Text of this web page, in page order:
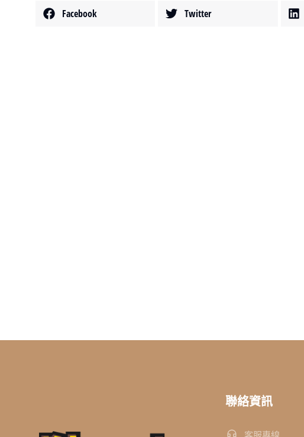
Facebook Twitter
聯絡資訊
客服專線